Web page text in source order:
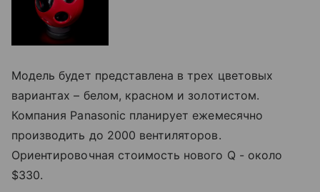
Модель будет представлена в трех цветовых
вариантах – белом, красном и золотистом.
Компания Panasonic планирует ежемесячно
производить до 2000 вентиляторов.
Ориентировочная стоимость нового Q - около
$330.